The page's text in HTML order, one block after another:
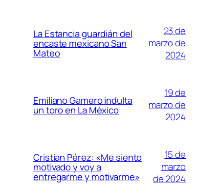
La Estancia guardián del
encaste mexicano San
Mateo
23 de
marzo de
2024
Emiliano Gamero indulta
un toro en La México
19 de
marzo de
2024
Cristian Pérez: «Me siento
motivado y voy a
entregarme y motivarme»
15 de
marzo
de 2024